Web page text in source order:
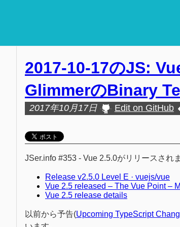
2017-10-17のJS:
GlimmerのBinary
2017年10月17日 Edit on GitHub
JSer.info #353 - Vue 2.5.0がリリースされ
Release v2.5.0 Level E · vuejs/vue
Vue 2.5 released – The Vue Point –
Vue 2.5 release details
以前から予告(Upcoming TypeScript